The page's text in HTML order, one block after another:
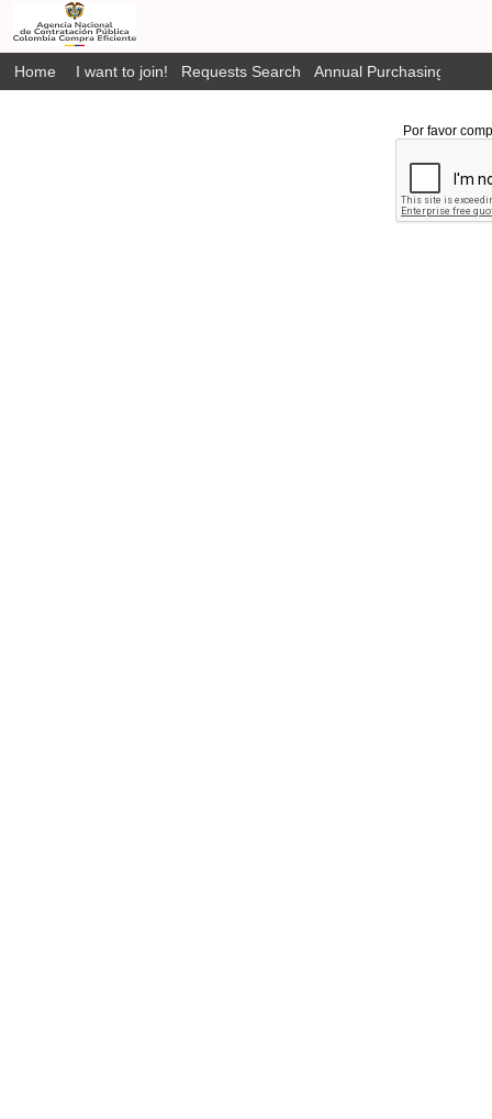
Home I want to join! Requests Search Annual Purchasing Plan
Por favor